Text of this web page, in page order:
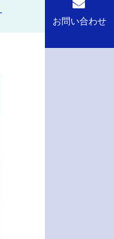
お問い合わせ